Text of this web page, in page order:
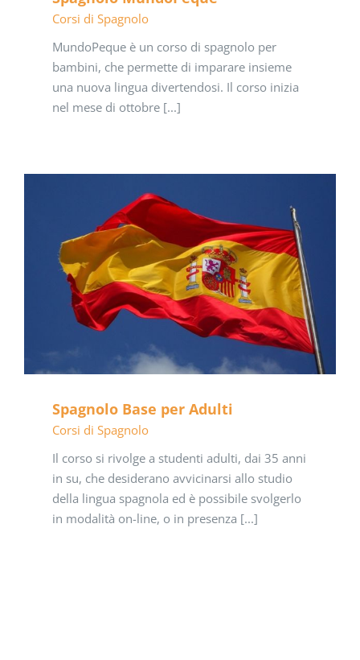
Corsi di Spagnolo
MundoPeque è un corso di spagnolo per
bambini, che permette di imparare insieme
una nuova lingua divertendosi. Il corso inizia
nel mese di ottobre [...]
Spagnolo Base per Adulti
Corsi di Spagnolo
Il corso si rivolge a studenti adulti, dai 35 anni
in su, che desiderano avvicinarsi allo studio
della lingua spagnola ed è possibile svolgerlo
in modalità on-line, o in presenza [...]